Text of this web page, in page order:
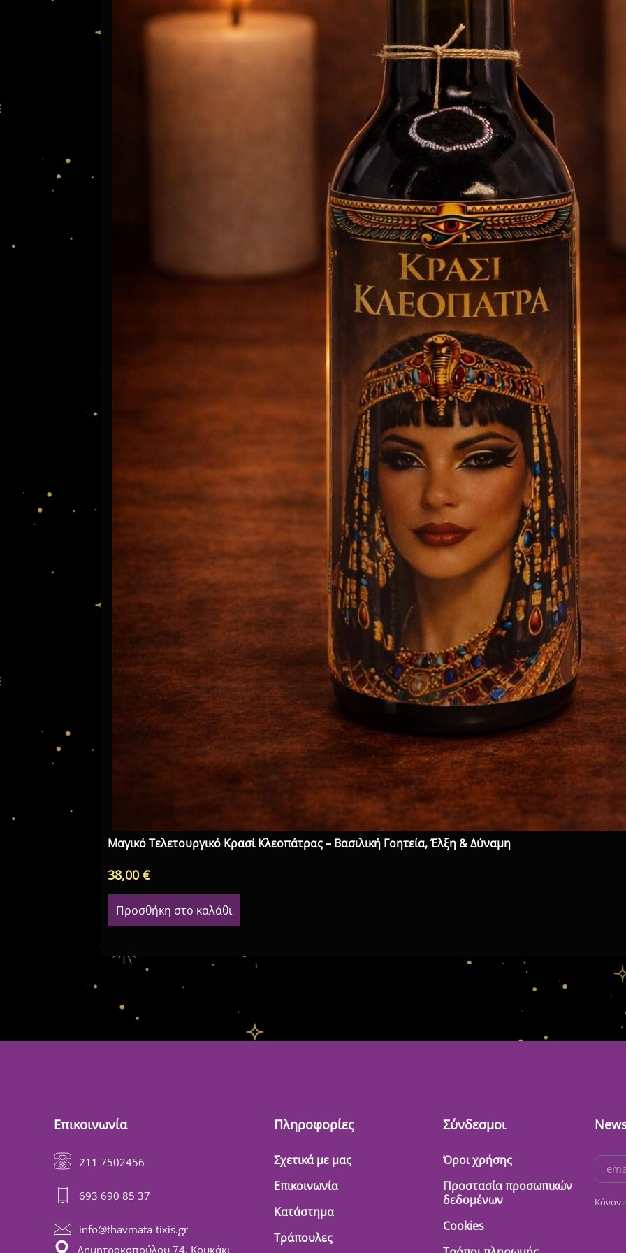
Μαγικό Τελετουργικό Κρασί Κλεοπάτρας – Βασιλική Γοητεία, Έλξη & Δύναμη
38,00€
Προσθήκη στο καλάθι
Επικοινωνία
211 7502456
693 690 85 37
info@thavmata-tixis.gr
Δημητρακοπούλου 74, Κουκάκι
Πληροφορίες
Σχετικά με μας
Επικοινωνία
Κατάστημα
Τράπουλες
Σύνδεσμοι
Όροι χρήσης
Προστασία προσωπικών
δεδομένων
Cookies